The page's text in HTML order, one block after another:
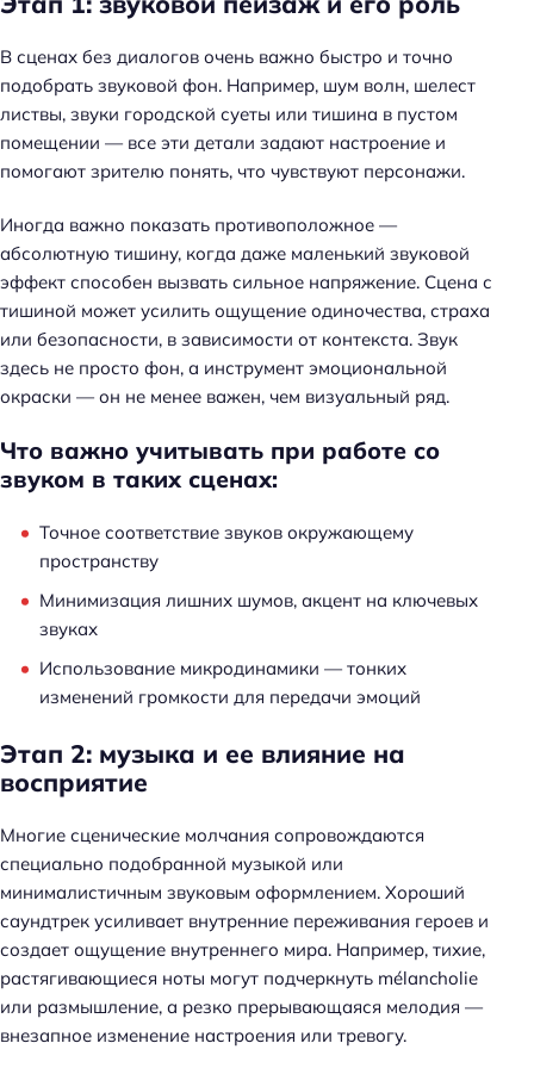
В сценах без диалогов очень важно быстро и точно
подобрать звуковой фон. Например, шум волн, шелест
листвы, звуки городской суеты или тишина в пустом
помещении — все эти детали задают настроение и
помогают зрителю понять, что чувствуют персонажи.
Иногда важно показать противоположное —
абсолютную тишину, когда даже маленький звуковой
эффект способен вызвать сильное напряжение. Сцена с
тишиной может усилить ощущение одиночества, страха
или безопасности, в зависимости от контекста. Звук
здесь не просто фон, а инструмент эмоциональной
окраски — он не менее важен, чем визуальный ряд.
Что важно учитывать при работе со
звуком в таких сценах:
Точное соответствие звуков окружающему
пространству
Минимизация лишних шумов, акцент на ключевых
звуках
Использование микродинамики — тонких
изменений громкости для передачи эмоций
Этап 2: музыка и ее влияние на
восприятие
Многие сценические молчания сопровождаются
специально подобранной музыкой или
минималистичным звуковым оформлением. Хороший
саундтрек усиливает внутренние переживания героев и
создает ощущение внутреннего мира. Например, тихие,
растягивающиеся ноты могут подчеркнуть mélancholie
или размышление, а резко прерывающаяся мелодия —
внезапное изменение настроения или тревогу.